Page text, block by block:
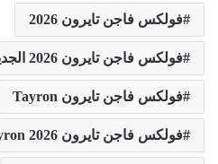
فولكس فاجن تايرون 2026
فولكس فاجن تايرون 2026 الجديدة
فولكس فاجن تايرون Tayron
فولكس فاجن تايرون Tayron 2026